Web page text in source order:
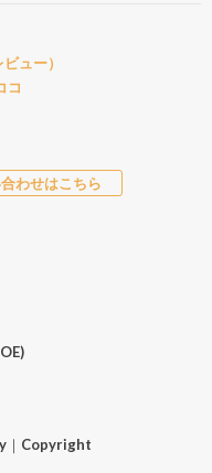
ュー）
コ
わせはこちら
｜ Copyright